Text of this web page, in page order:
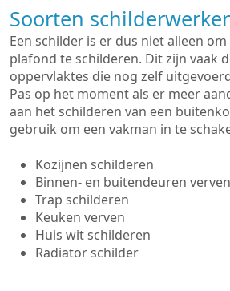
Soorten
Een schilder is er dus niet alleen
plafond te schilderen. Dit zijn vaak
oppervlaktes die nog zelf
Pas op het moment als er meer
aan het schilderen van een
gebruik om een vakman in te
Kozijnen schilderen
Binnen- en buitendeuren verven
Trap schilderen
Keuken verven
Huis wit schilderen
Radiator schilder